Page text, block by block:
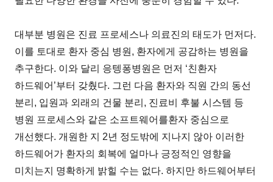
대부분 병원은 진료 프로세스나 의료진의 태도가 먼저다.
이를 토대로 환자 중심 병원, 환자에게 공감하는 병원을
추구한다. 이와 달리 응텡퐁병원은 먼저 ‘친환자
하드웨어’부터 갖췄다. 그런 다음 환자와 직원 간의 동선
분리, 입원과 외래의 건물 분리, 진료비 후불 시스템 등
병원 프로세스와 같은 소프트웨어를환자 중심으로
개선했다. 개원한 지 2년 정도밖에 지나지 않아 이러한
하드웨어가 환자의 회복에 얼마나 긍정적인 영향을
미치는지 명확하게 밝힐 수는 없다. 하지만 하드웨어부터